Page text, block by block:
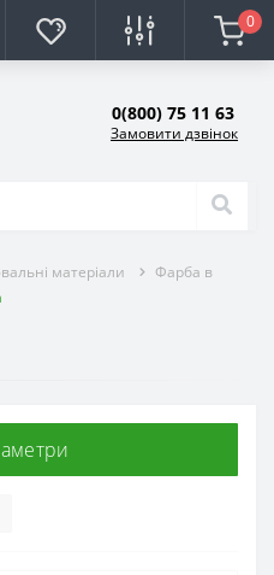
0
0(800) 75 11 63
Замовити дзвінок
матеріали
Фарба в